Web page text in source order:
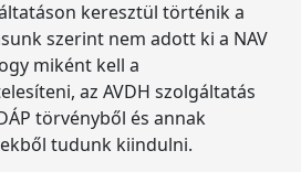
keresztül történik a
szerint nem adott ki a NAV
miként kell a
az AVDH szolgáltatás
törvényből és annak
tudunk kiindulni.